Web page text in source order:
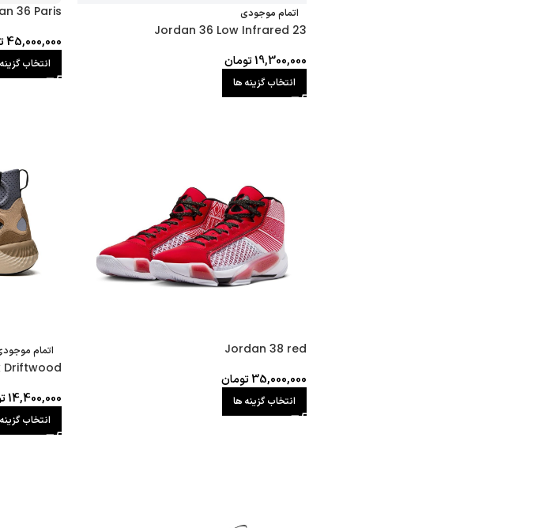
اتمام موجودی
Jordan 36 Low Infrared 23
19,300,000تومان
انتخاب گزینه ها
36 Paris
45,000,000
انتخاب
Jordan 38 red
35,000,000تومان
انتخاب گزینه ها
اتمام
Driftwood
14,400,000
انتخاب